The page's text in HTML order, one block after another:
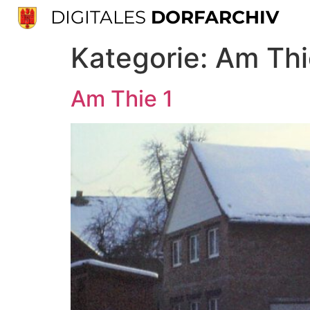
DIGITALES DORFARCHIV
Kategorie: Am
Am Thie 1